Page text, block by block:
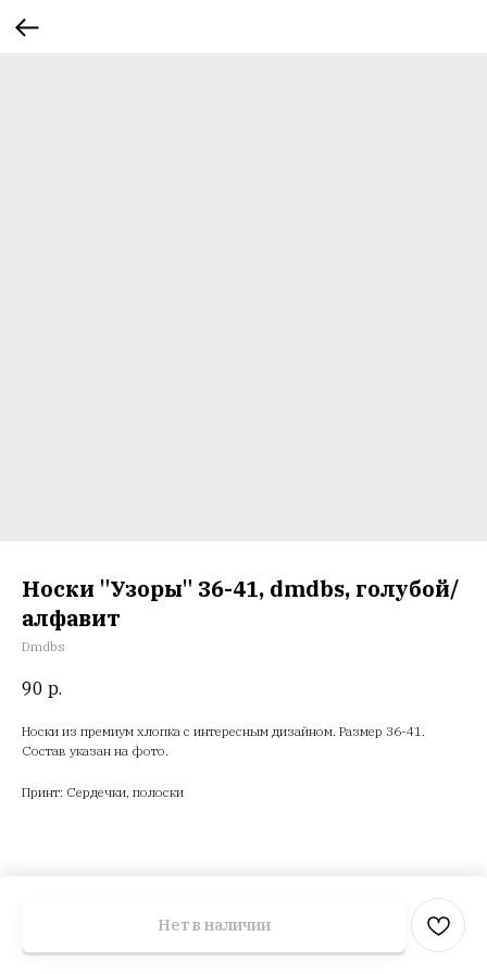
Носки "Узоры" 36-41, dmdbs, голубой/
алфавит
Dmdbs
90 р.
Нет в наличии
Носки из премиум хлопка с интересным дизайном. Размер 36-41.
Состав указан на фото.
Принт: Сердечки, полоски